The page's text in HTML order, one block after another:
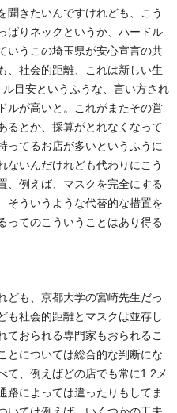
聞きたいんですけれども、こう
ぱりネックというか、ハードル
いうこの埼玉県が安心宣言の共
、社会的距離、これは新しい生
目安というふうな、言い方され
ルが高いと。これがまたその営
るとか、採算がとれなくなって
ってるお店が多いというふうに
ないんだけれども代わりにこう
、例えば、マスクを完全にする
そういうような代替的な措置を
ってのこういうことはあり得る
ども、京都大学の宮崎先生だっ
も社会的距離とマスクは並存し
ておられる専門家もおられるこ
とについては総合的な判断にな
て、例えばどの店でも常に1.2メ
路によっては違ったりもしてま